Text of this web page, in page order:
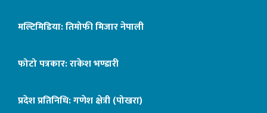
मल्टिमिडिया: तिमोफी मिजार नेपाली
फोटो पत्रकार: राकेश भण्डारी
प्रदेश प्रतिनिधि: गणेश क्षेत्री (पोखरा)